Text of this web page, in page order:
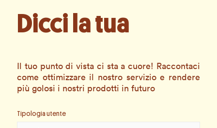
Dicci la tua
Il tuo punto di vista ci sta a cuore! Raccontaci
come ottimizzare il nostro servizio e rendere
più golosi i nostri prodotti in futuro
Tipologia utente